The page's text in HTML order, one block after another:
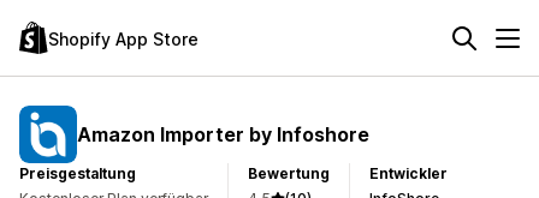
Shopify App Store
Amazon Importer by Infoshore
Preisgestaltung
Bewertung
Entwickler